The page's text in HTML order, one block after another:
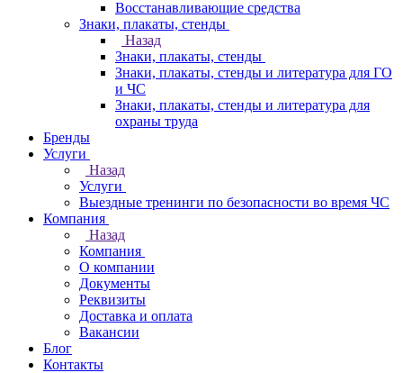
Восстанавливающие средства
Знаки, плакаты, стенды
Назад
Знаки, плакаты, стенды
Знаки, плакаты, стенды и литература для ГО
и ЧС
Знаки, плакаты, стенды и литература для
охраны труда
Бренды
Услуги
Назад
Услуги
Выездные тренинги по безопасности во время ЧС
Компания
Назад
Компания
О компании
Документы
Реквизиты
Доставка и оплата
Вакансии
Блог
Контакты